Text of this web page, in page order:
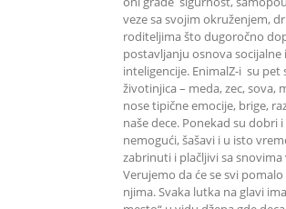
veze sa svojim okruženjem,
roditeljima što dugoročno
postavljanju osnova
inteligencije. EnimalZ-i su pet
životinjica – meda, zec, sova,
nose tipične emocije, brige,
naše dece. Ponekad su dobri
nemogući, šašavi i u isto
zabrinuti i plačljivi sa
Verujemo da će se svi
njima. Svaka lutka na glavi